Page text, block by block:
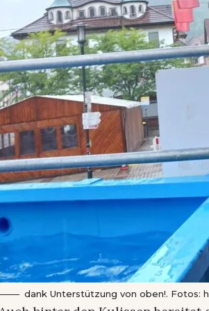
dank Unterstützung von oben!. Fotos: